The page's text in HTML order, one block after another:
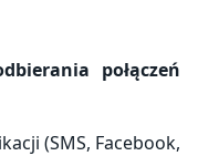
połączeń
(SMS, Facebook,